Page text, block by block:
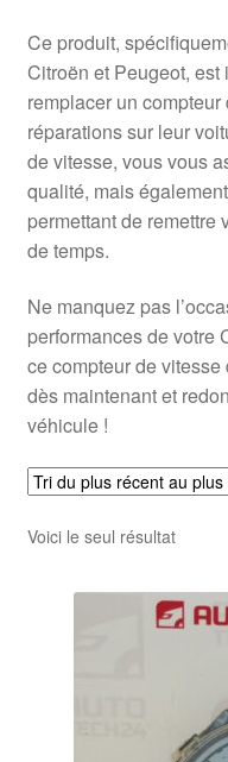
Plainte
Politique de
Procédure de
Ce produit,
Citroën et Peugeot,
remplacer un
réparations sur leur
de vitesse, vous vous
qualité, mais
permettant de remettre
de temps.
Ne manquez pas
performances de votre
ce compteur de
dès maintenant et
véhicule !
Voici le seul résultat